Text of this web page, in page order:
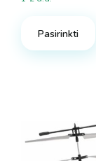
Pasirinkti